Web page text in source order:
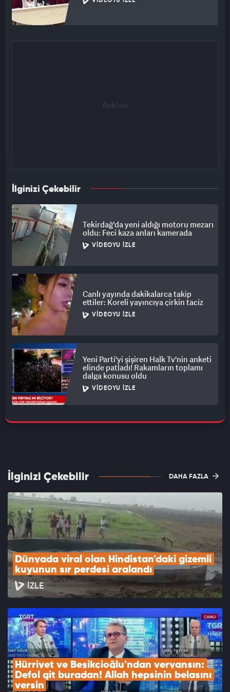
İlginizi Çekebilir
Tekirdağ'da yeni aldığı motoru mezarı
oldu: Feci kaza anları kamerada
VIDEOYU İZLE
Canlı yayında dakikalarca takip
ettiler: Koreli yayıncıya çirkin taciz
VIDEOYU İZLE
Yeni Parti'yi şişiren Halk Tv'nin anketi
elinde patladı! Rakamların toplamı
dalga konusu oldu
VIDEOYU İZLE
İlginizi Çekebilir DAHA FAZLA
Dünyada viral olan Hindistan'daki gizemli
kuyunun sır perdesi aralandı
İZLE
Hürriyet ve Beşikçioğlu'ndan veryansın:
Defol git buradan! Allah hepsinin belasını
versin